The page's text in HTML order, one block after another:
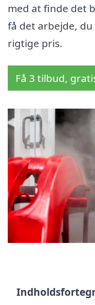
med at finde det
få det arbejde,
rigtige pris.
Få 3 tilbud,